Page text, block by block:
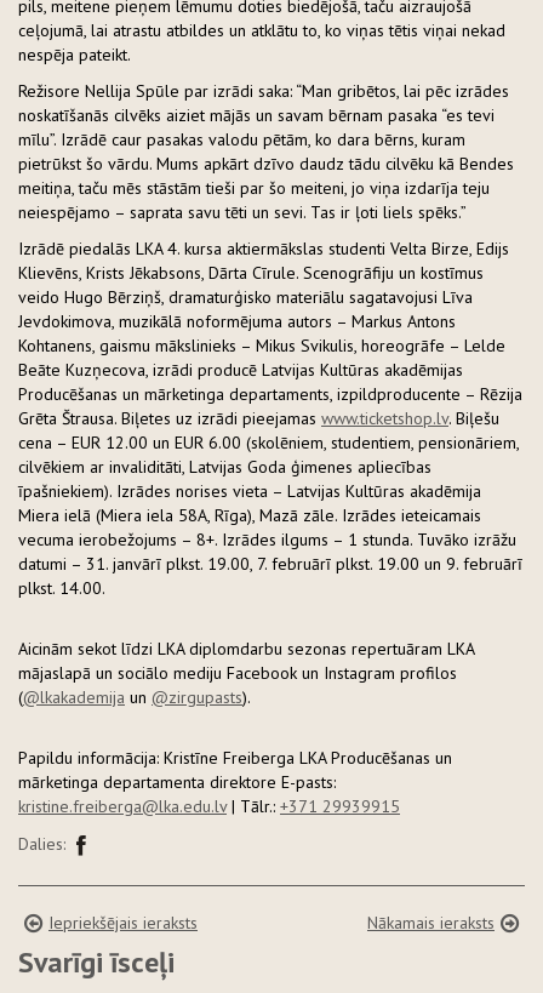
pils, meitene pieņem lēmumu doties biedējošā, taču aizraujošā
ceļojumā, lai atrastu atbildes un atklātu to, ko viņas tētis viņai nekad
nespēja pateikt.
Režisore Nellija Spūle par izrādi saka: “Man gribētos, lai pēc izrādes
noskatīšanās cilvēks aiziet mājās un savam bērnam pasaka “es tevi
mīlu”. Izrādē caur pasakas valodu pētām, ko dara bērns, kuram
pietrūkst šo vārdu. Mums apkārt dzīvo daudz tādu cilvēku kā Bendes
meitiņa, taču mēs stāstām tieši par šo meiteni, jo viņa izdarīja teju
neiespējamo – saprata savu tēti un sevi. Tas ir ļoti liels spēks.”
Izrādē piedalās LKA 4. kursa aktiermākslas studenti Velta Birze, Edijs
Klievēns, Krists Jēkabsons, Dārta Cīrule. Scenogrāfiju un kostīmus
veido Hugo Bērziņš, dramaturģisko materiālu sagatavojusi Līva
Jevdokimova, muzikālā noformējuma autors – Markus Antons
Kohtanens, gaismu mākslinieks – Mikus Svikulis, horeogrāfe – Lelde
Beāte Kuzņecova, izrādi producē Latvijas Kultūras akadēmijas
Producēšanas un mārketinga departaments, izpildproducente – Rēzija
Grēta Štrausa. Biļetes uz izrādi pieejamas www.ticketshop.lv. Biļešu
cena – EUR 12.00 un EUR 6.00 (skolēniem, studentiem, pensionāriem,
cilvēkiem ar invaliditāti, Latvijas Goda ģimenes apliecības
īpašniekiem). Izrādes norises vieta – Latvijas Kultūras akadēmija
Miera ielā (Miera iela 58A, Rīga), Mazā zāle. Izrādes ieteicamais
vecuma ierobežojums – 8+. Izrādes ilgums – 1 stunda. Tuvāko izrāžu
datumi – 31. janvārī plkst. 19.00, 7. februārī plkst. 19.00 un 9. februārī
plkst. 14.00.
Aicinām sekot līdzi LKA diplomdarbu sezonas repertuāram LKA
mājaslapā un sociālo mediju Facebook un Instagram profilos
(@lkakademija un @zirgupasts).
Papildu informācija: Kristīne Freiberga LKA Producēšanas un
mārketinga departamenta direktore E-pasts:
kristine.freiberga@lka.edu.lv| Tālr.: +371 29939915
Dalies:
Iepriekšējais ieraksts Nākamais ieraksts
Svarīgi īsceļi